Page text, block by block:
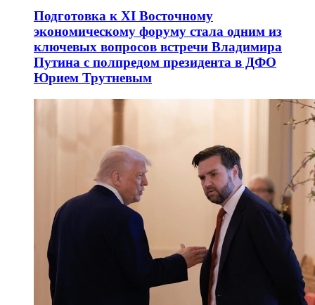
Подготовка к XI Восточному
экономическому форуму стала одним из
ключевых вопросов встречи Владимира
Путина с полпредом президента в ДФО
Юрием Трутневым